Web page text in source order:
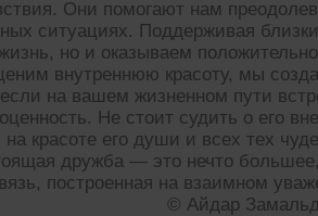
Они помогают нам
ситуациях. Поддерживая
но и оказываем
внутреннюю красоту, мы
на вашем жизненном пути
Не стоит судить о его
на красоте его души и всех тех
дружба — это нечто
построенная на взаимном
© Айдар